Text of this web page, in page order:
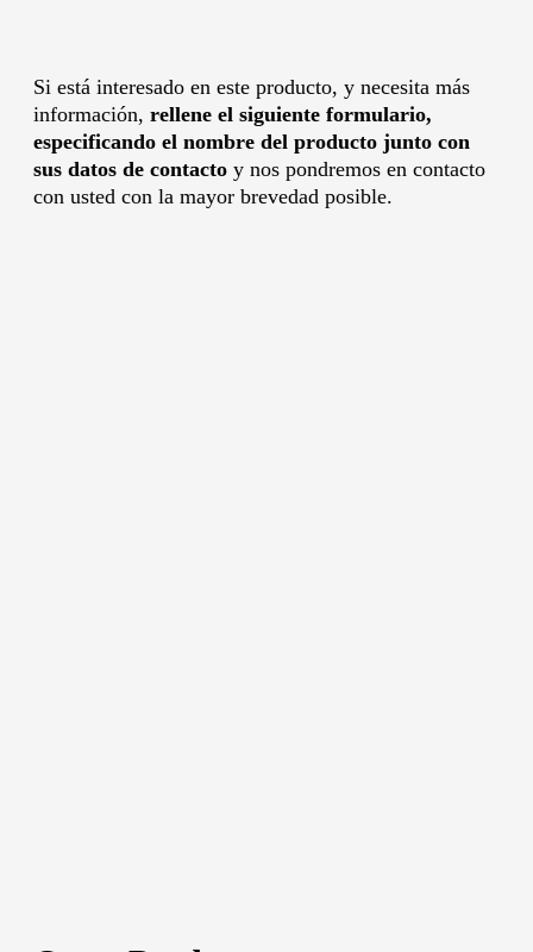
Si está interesado en este producto, y necesita más
información, rellene el siguiente formulario,
especificando el nombre del producto junto con
sus datos de contacto y nos pondremos en contacto
con usted con la mayor brevedad posible.